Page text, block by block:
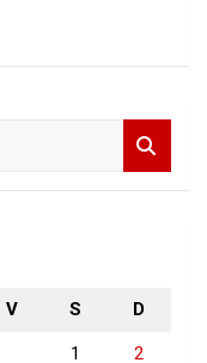
V S D
1 2